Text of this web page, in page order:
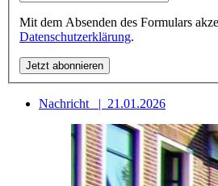
Mit dem Absenden des Formulars
Datenschutzerklärung.
Nachricht | 21.01.2026